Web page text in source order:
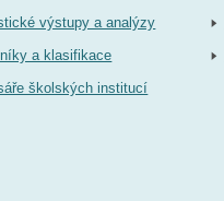
výstupy a analýzy
a klasifikace
školských institucí